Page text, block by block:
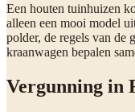
Een houten tuinhuizen
alleen een mooi model
polder, de regels van de
kraanwagen bepalen
Vergunning in